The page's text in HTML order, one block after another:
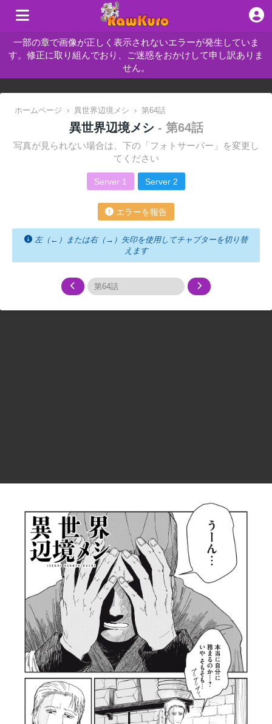
一部の章で画像が正しく表示されないエラーが発生していま
す。修正に取り組んでおり、ご迷惑をおかけして申し訳ありま
せん。
ホームページ › 異世界辺境メシ › 第64話
異世界辺境メシ - 第64話
写真が見られない場合は、下の「フォトサーバー」を変更し
てください
Server 1 Server 2
エラーを報告
左（←）または右（→）矢印を使用してチャプターを切り替
えます